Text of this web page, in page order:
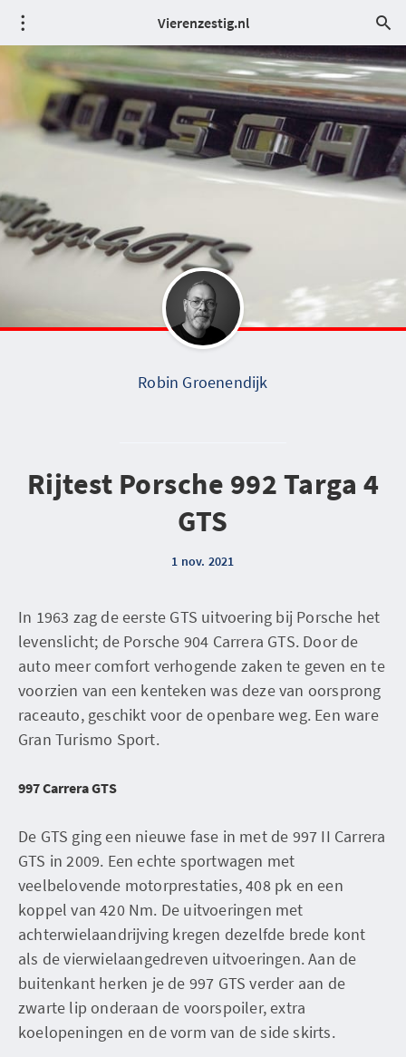
Vierenzestig.nl
Robin Groenendijk
Rijtest Porsche 992 Targa 4
GTS
1 nov. 2021
In 1963 zag de eerste GTS uitvoering bij Porsche het
levenslicht; de Porsche 904 Carrera GTS. Door de
auto meer comfort verhogende zaken te geven en te
voorzien van een kenteken was deze van oorsprong
raceauto, geschikt voor de openbare weg. Een ware
Gran Turismo Sport.
997 Carrera GTS
De GTS ging een nieuwe fase in met de 997 II Carrera
GTS in 2009. Een echte sportwagen met
veelbelovende motorprestaties, 408 pk en een
koppel van 420 Nm. De uitvoeringen met
achterwielaandrijving kregen dezelfde brede kont
als de vierwielaangedreven uitvoeringen. Aan de
buitenkant herken je de 997 GTS verder aan de
zwarte lip onderaan de voorspoiler, extra
koelopeningen en de vorm van de side skirts.